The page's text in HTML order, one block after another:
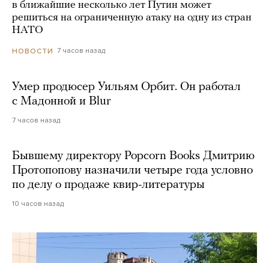
в ближайшие несколько лет Путин может
решиться на ограниченную атаку на одну из стран
НАТО
НОВОСТИ 7 часов назад
Умер продюсер Уильям Орбит. Он работал
с Мадонной и Blur
7 часов назад
Бывшему директору Popcorn Books Дмитрию
Протопопову назначили четыре года условно
по делу о продаже квир-литературы
10 часов назад